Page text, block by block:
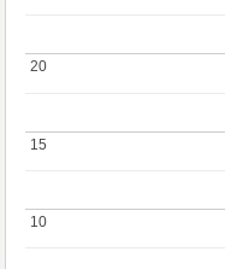
10
10
15
15
20
20